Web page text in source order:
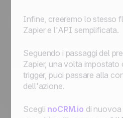
Infine, creeremo lo stesso
Zapier e l'API semplificata.
Seguendo i passaggi del
Zapier, una volta
trigger, puoi passare alla
dell'azione.
Scegli noCRM.io di